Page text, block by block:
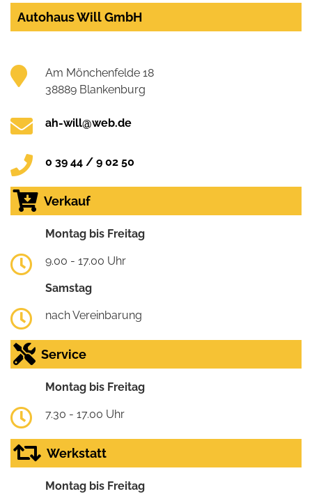
Autohaus Will GmbH
Am Mönchenfelde 18
38889 Blankenburg
ah-will@web.de
0 39 44 / 9 02 50
Verkauf
Montag bis Freitag
9.00 - 17.00 Uhr
Samstag
nach Vereinbarung
Service
Montag bis Freitag
7.30 - 17.00 Uhr
Werkstatt
Montag bis Freitag